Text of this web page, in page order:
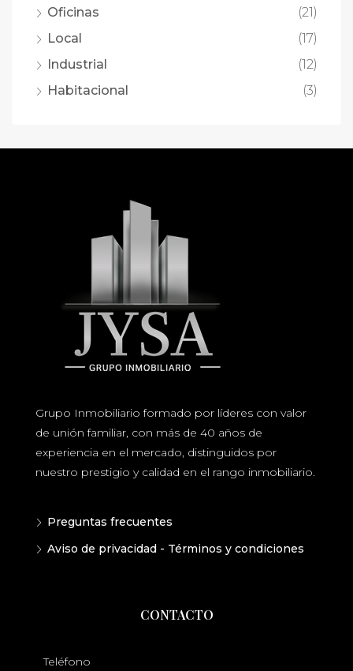
Oficinas
(21)
Local
(17)
Industrial
(12)
Habitacional
(3)
Grupo Inmobiliario formado por líderes con valor
de unión familiar, con más de 40 años de
experiencia en el mercado, distinguidos por
nuestro prestigio y calidad en el rango inmobiliario.
Preguntas frecuentes
Aviso de privacidad - Términos y condiciones
CONTACTO
Teléfono